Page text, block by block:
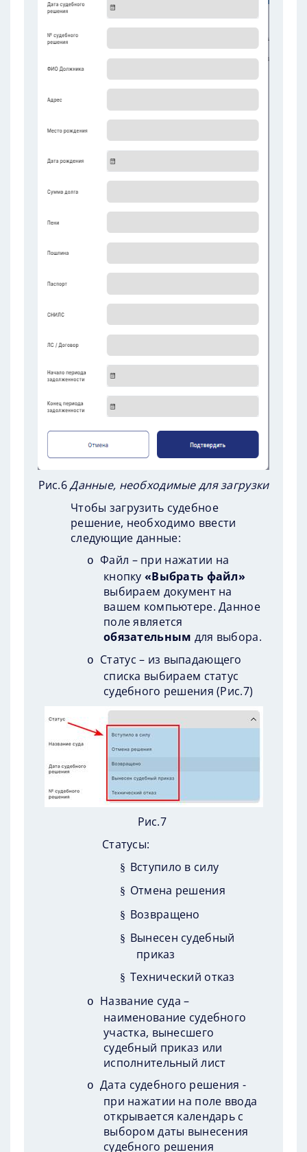
Рис.6Данные, необходимые для загрузки
Чтобы загрузить судебное
решение, необходимо ввести
следующие данные:
o Файл – при нажатии на
кнопку«Выбрать файл»
выбираем документ на
вашем компьютере. Данное
поле является
обязательным для выбора.
o
Статус – из выпадающего
списка выбираем статус
судебного решения (Рис.7)
Рис.7
Статусы:
§ Вступило в силу
§ Отмена решения
§ Возвращено
§ Вынесен судебный
приказ
§ Технический отказ
o
Название суда –
наименование судебного
участка, вынесшего
судебный приказ или
исполнительный лист
o Дата судебного решения -
при нажатии на поле ввода
открывается календарь с
выбором даты вынесения
судебного решения